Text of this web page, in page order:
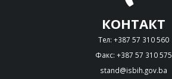
КОНТАКТ
Тел: +387 57 310 560
Факс: +387 57 310 575
stand@isbih.gov.ba